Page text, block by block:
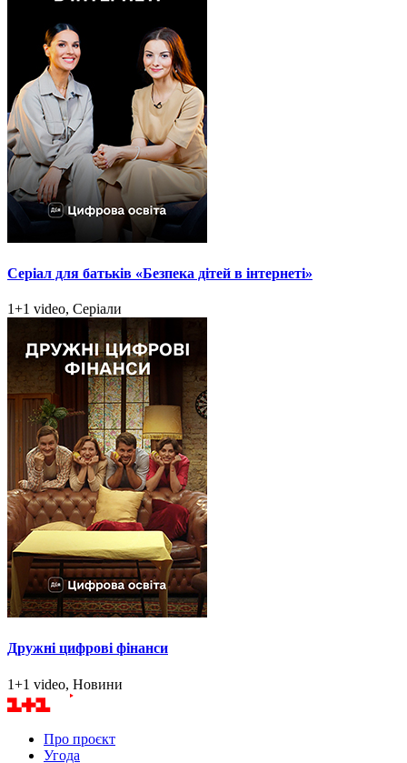
Серіал для батьків «Безпека дітей в інтернеті»
1+1 video, Серіали
Дружні цифрові фінанси
1+1 video, Новини
Про проєкт
Угода